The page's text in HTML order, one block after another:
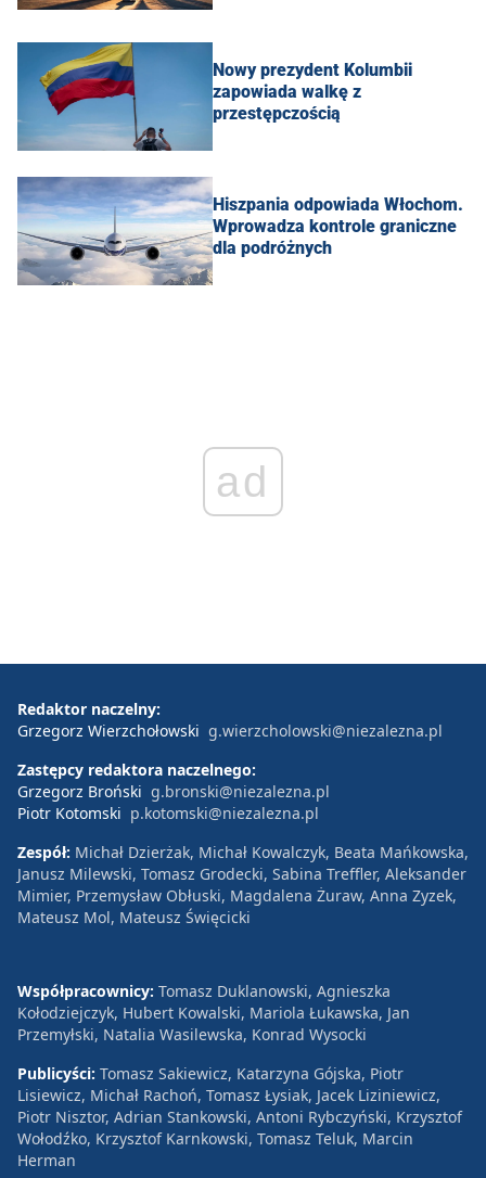
Nowy prezydent Kolumbii
zapowiada walkę z
przestępczością
Hiszpania odpowiada Włochom.
Wprowadza kontrole graniczne
dla podróżnych
ad
Redaktor naczelny:
Grzegorz Wierzchołowski g.wierzcholowski@niezalezna.pl
Zastępcy redaktora naczelnego:
Grzegorz Broński g.bronski@niezalezna.pl
Piotr Kotomski p.kotomski@niezalezna.pl
Zespół: Michał Dzierżak, Michał Kowalczyk, Beata Mańkowska,
Janusz Milewski, Tomasz Grodecki, Sabina Treffler, Aleksander
Mimier, Przemysław Obłuski, Magdalena Żuraw, Anna Zyzek,
Mateusz Mol, Mateusz Święcicki
Współpracownicy: Tomasz Duklanowski, Agnieszka
Kołodziejczyk, Hubert Kowalski, Mariola Łukawska, Jan
Przemyłski, Natalia Wasilewska, Konrad Wysocki
Publicyści: Tomasz Sakiewicz, Katarzyna Gójska, Piotr
Lisiewicz, Michał Rachoń, Tomasz Łysiak, Jacek Liziniewicz,
Piotr Nisztor, Adrian Stankowski, Antoni Rybczyński, Krzysztof
Wołodźko, Krzysztof Karnkowski, Tomasz Teluk, Marcin
Herman